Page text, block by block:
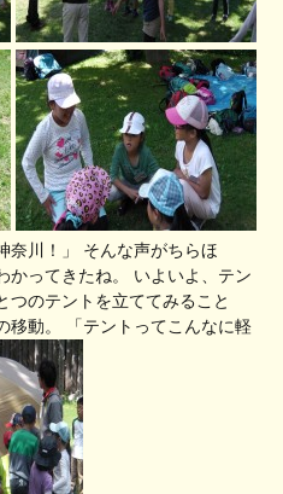
奈川！」 そんな声がちらほ
かってきたね。 いよいよ、テン
つのテントを立ててみること
移動。 「テントってこんなに軽